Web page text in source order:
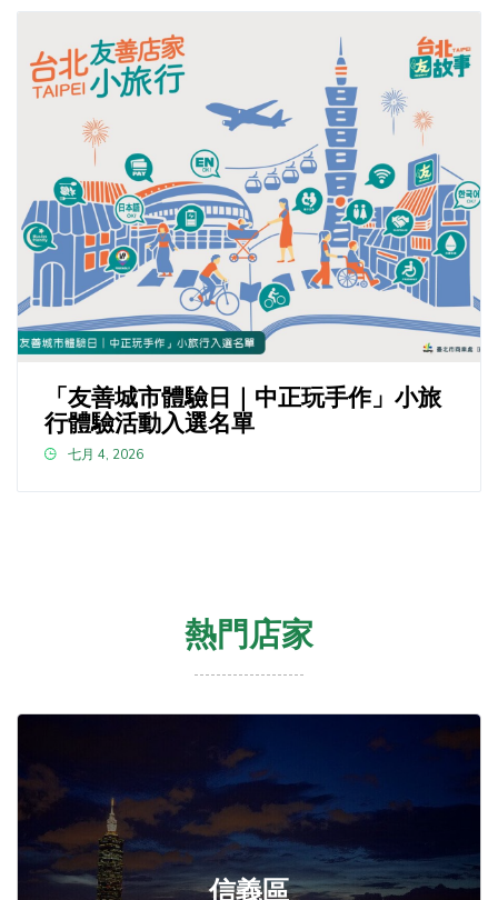
「友善城市體驗日｜中正玩手作」小旅
行體驗活動入選名單
七月 4, 2026
熱門店家
信義區